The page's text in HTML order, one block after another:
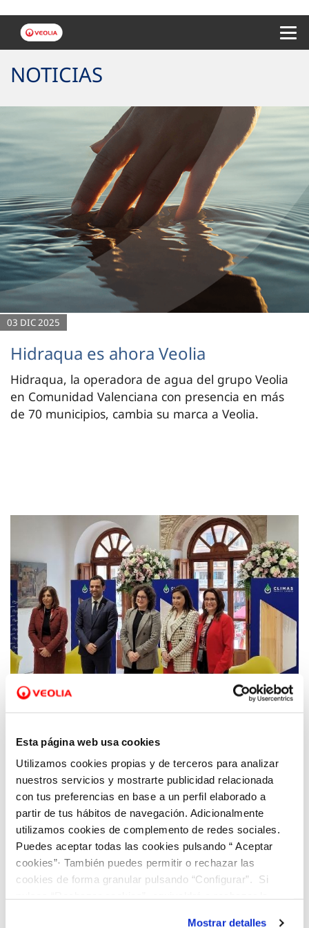
Esta página web usa cookies
Utilizamos cookies propias y de terceros para analizar
nuestros servicios y mostrarte publicidad relacionada
con tus preferencias en base a un perfil elaborado a
partir de tus hábitos de navegación. Adicionalmente
utilizamos cookies de complemento de redes sociales.
Puedes aceptar todas las cookies pulsando “ Aceptar
cookies”· También puedes permitir o rechazar las
cookies de forma granular pulsando “Configurar”. Si
Mostrar detalles
NOTICIAS
03 DIC 2025
Hidraqua es ahora Veolia
Hidraqua, la operadora de agua del grupo Veolia
en Comunidad Valenciana con presencia en más
de 70 municipios, cambia su marca a Veolia.
13 ABR 2022
primer encuentro de la iniciativa "Climas
para el Cambio" vinculado a cambio
climático y sector empresarial